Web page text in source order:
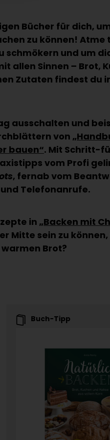
Bücher für dich,
zu können! Atme
schmökern und um
allen Sinnen – Brot,
Zutaten findest du
ausschalten und
von
bauen“. Mit Schritt-
vom Profi
, fernab vom
Telefonanrufe.
in „Backen mit
Mitte sein zu
Brot?
Buch-Tipp